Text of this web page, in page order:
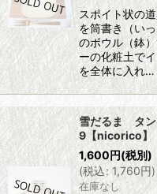
スポイト状の
を筒書き（い
のボウル（鉢
ーの化粧土で
を全体に入れ…
雪だるま タン
9【nicorico】
1,600円(税別)
(税込: 1,760円)
在庫なし